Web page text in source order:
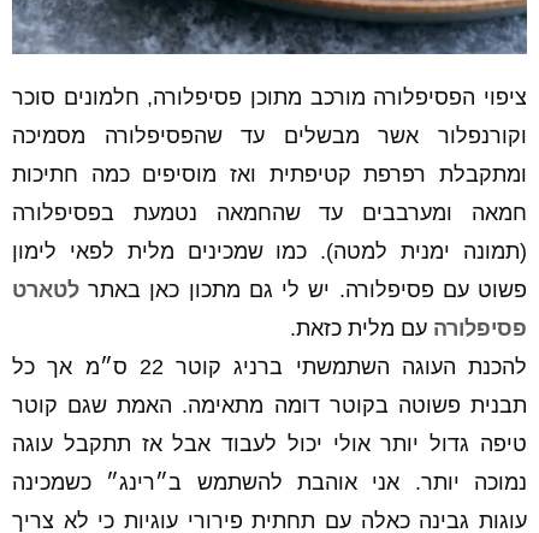
ציפוי הפסיפלורה מורכב מתוכן פסיפלורה, חלמונים סוכר
וקורנפלור אשר מבשלים עד שהפסיפלורה מסמיכה
ומתקבלת רפרפת קטיפתית ואז מוסיפים כמה חתיכות
חמאה ומערבבים עד שהחמאה נטמעת בפסיפלורה
(תמונה ימנית למטה). כמו שמכינים מלית לפאי לימון
פשוט עם פסיפלורה. יש לי גם מתכון כאן באתר לטארט
פסיפלורה עם מלית כזאת.
להכנת העוגה השתמשתי ברניג קוטר 22 ס״מ אך כל
תבנית פשוטה בקוטר דומה מתאימה. האמת שגם קוטר
טיפה גדול יותר אולי יכול לעבוד אבל אז תתקבל עוגה
נמוכה יותר. אני אוהבת להשתמש ב״רינג״ כשמכינה
עוגות גבינה כאלה עם תחתית פירורי עוגיות כי לא צריך